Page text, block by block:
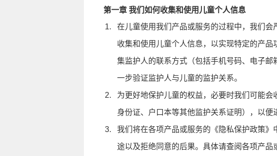
第一章 我们如何收集和使用儿童个人信息
在儿童使用我们产品或服务的过程中，我们
收集和使用儿童个人信息，以实现特定的产
集监护人的联系方式（包括手机号码、电子
一步验证监护人与儿童的监护关系。
为更好地保护儿童的权益，必要时我们可能会
身份证、户口本等其他监护关系证明），以便
我们将在各项产品或服务的《隐私保护政策
途以及拒绝同意的后果。具体请查阅各项产品